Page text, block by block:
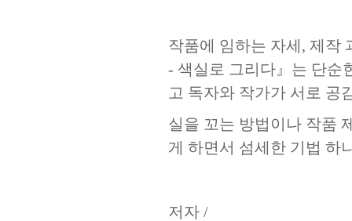
작품에 임하는 자세, 제작
- 색실로 그리다』 는 단순
고 독자와 작가가 서로 공
실을 꼬는 방법이나 작품
게 하면서 섬세한 기법 하
저자 /